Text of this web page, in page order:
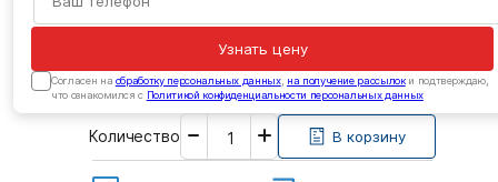
Узнать цену
Cогласен на обработку персональных данных, на получение рассылоки подтверждаю,
что ознакомился с Политикой конфиденциальности персональных данных
Количество
Введите
необходимое
количество
В корзину